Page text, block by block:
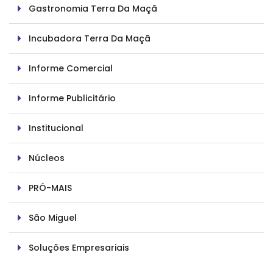
Gastronomia Terra Da Maçã
Incubadora Terra Da Maçã
Informe Comercial
Informe Publicitário
Institucional
Núcleos
PRÓ-MAIS
São Miguel
Soluções Empresariais